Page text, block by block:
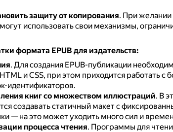
защиту от копирования. При желании
использовать свои механизмы,
формата EPUB для издательств:
. Для создания EPUB-публикации
и CSS, при этом приходится работать с
идентификаторов.
книг со множеством иллюстраций. В
создавать статичный макет с
— на это может уходить много сил и
процесса чтения. Программы для